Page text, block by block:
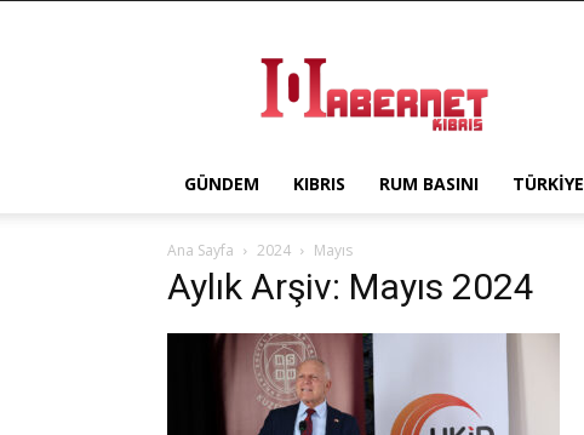
Kıbrıs
GÜNDEM KIBRIS RUM BASINI TÜRKIYE
Ana Sayfa 2024 Mayıs
Aylık Arşiv: Mayıs 2024